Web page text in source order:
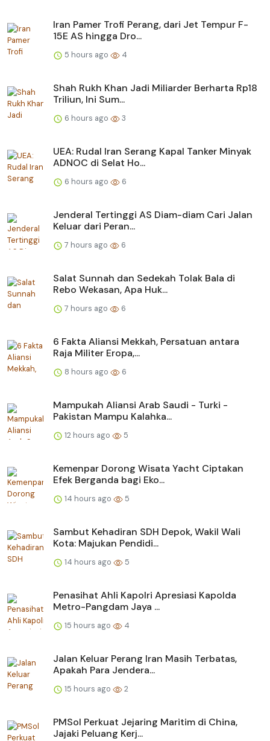
Iran Pamer Trofi Perang, dari Jet Tempur F-
15E AS hingga Dro...
5 hours ago 4
Shah Rukh Khan Jadi Miliarder Berharta Rp18
Triliun, Ini Sum...
6 hours ago 3
UEA: Rudal Iran Serang Kapal Tanker Minyak
ADNOC di Selat Ho...
6 hours ago 6
Jenderal Tertinggi AS Diam-diam Cari Jalan
Keluar dari Peran...
7 hours ago 6
Salat Sunnah dan Sedekah Tolak Bala di
Rebo Wekasan, Apa Huk...
7 hours ago 6
6 Fakta Aliansi Mekkah, Persatuan antara
Raja Militer Eropa,...
8 hours ago 6
Mampukah Aliansi Arab Saudi - Turki -
Pakistan Mampu Kalahka...
12 hours ago 5
Kemenpar Dorong Wisata Yacht Ciptakan
Efek Berganda bagi Eko...
14 hours ago 5
Sambut Kehadiran SDH Depok, Wakil Wali
Kota: Majukan Pendidi...
14 hours ago 5
Penasihat Ahli Kapolri Apresiasi Kapolda
Metro-Pangdam Jaya ...
15 hours ago 4
Jalan Keluar Perang Iran Masih Terbatas,
Apakah Para Jendera...
15 hours ago 2
PMSol Perkuat Jejaring Maritim di China,
Jajaki Peluang Kerj...